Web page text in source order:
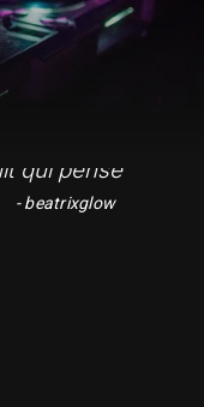
qui pense"
- beatrixglow